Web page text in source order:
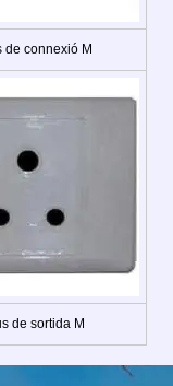
de connexió M
de sortida M